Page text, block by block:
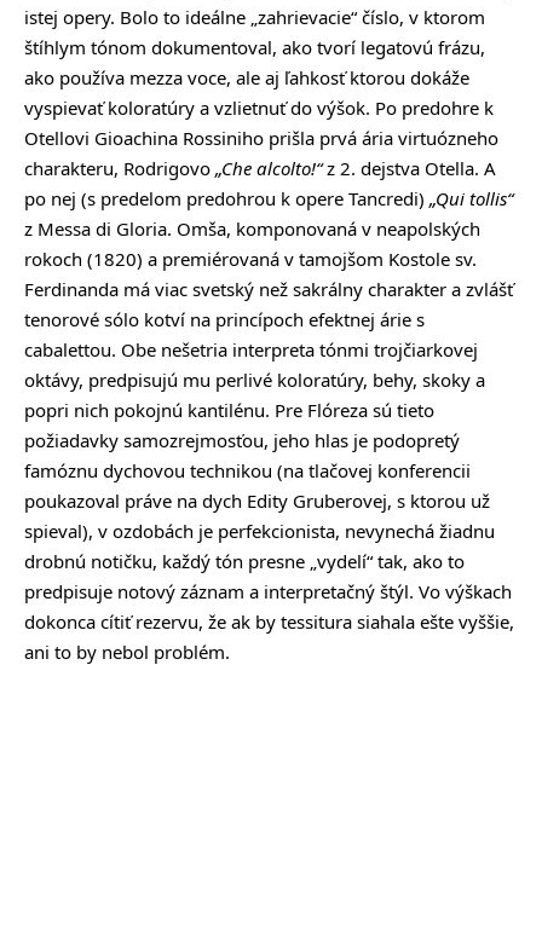
istej opery. Bolo to ideálne „zahrievacie“ číslo, v ktorom
štíhlym tónom dokumentoval, ako tvorí legatovú frázu,
ako používa mezza voce, ale aj ľahkosť ktorou dokáže
vyspievať koloratúry a vzlietnuť do výšok. Po predohre k
Otellovi Gioachina Rossiniho prišla prvá ária virtuózneho
charakteru, Rodrigovo „Che alcolto!“z 2. dejstva Otella. A
po nej (s predelom predohrou k opere Tancredi) „Qui tollis“
z Messa di Gloria. Omša, komponovaná v neapolských
rokoch (1820) a premiérovaná v tamojšom Kostole sv.
Ferdinanda má viac svetský než sakrálny charakter a zvlášť
tenorové sólo kotví na princípoch efektnej árie s
cabalettou. Obe nešetria interpreta tónmi trojčiarkovej
oktávy, predpisujú mu perlivé koloratúry, behy, skoky a
popri nich pokojnú kantilénu. Pre Flóreza sú tieto
požiadavky samozrejmosťou, jeho hlas je podopretý
famóznu dychovou technikou (na tlačovej konferencii
poukazoval práve na dych Edity Gruberovej, s ktorou už
spieval), v ozdobách je perfekcionista, nevynechá žiadnu
drobnú notičku, každý tón presne „vydelí“ tak, ako to
predpisuje notový záznam a interpretačný štýl. Vo výškach
dokonca cítiť rezervu, že ak by tessitura siahala ešte vyššie,
ani to by nebol problém.